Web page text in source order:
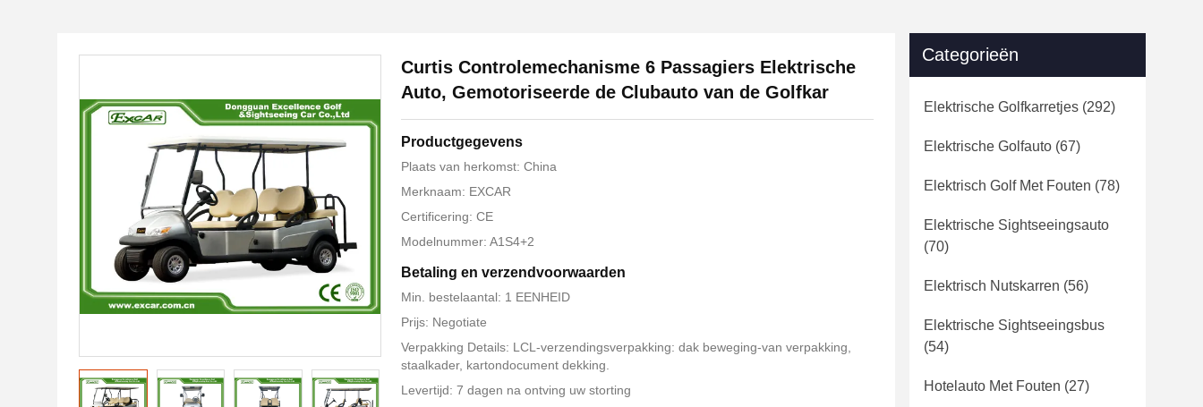
Curtis Controlemechanisme 6 Passagiers Elektrische
Auto, Gemotoriseerde de Clubauto van de Golfkar
Productgegevens
Plaats van herkomst: China
Merknaam: EXCAR
Certificering: CE
Modelnummer: A1S4+2
Betaling en verzendvoorwaarden
Min. bestelaantal: 1 EENHEID
Prijs: Negotiate
Verpakking Details: LCL-verzendingsverpakking: dak beweging-van verpakking,
staalkader, kartondocument dekking.
Levertijd: 7 dagen na ontving uw storting
Categorieën
Elektrische Golfkarretjes (292)
Elektrische Golfauto (67)
Elektrisch Golf Met Fouten (78)
Elektrische Sightseeingsauto
(70)
Elektrisch Nutskarren (56)
Elektrische Sightseeingsbus
(54)
Hotelauto Met Fouten (27)